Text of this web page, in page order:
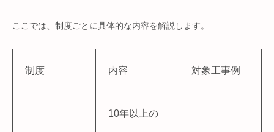
ここでは、制度ごとに具体的な内容を解説します。
制度 内容 対象工事例
10年以上の